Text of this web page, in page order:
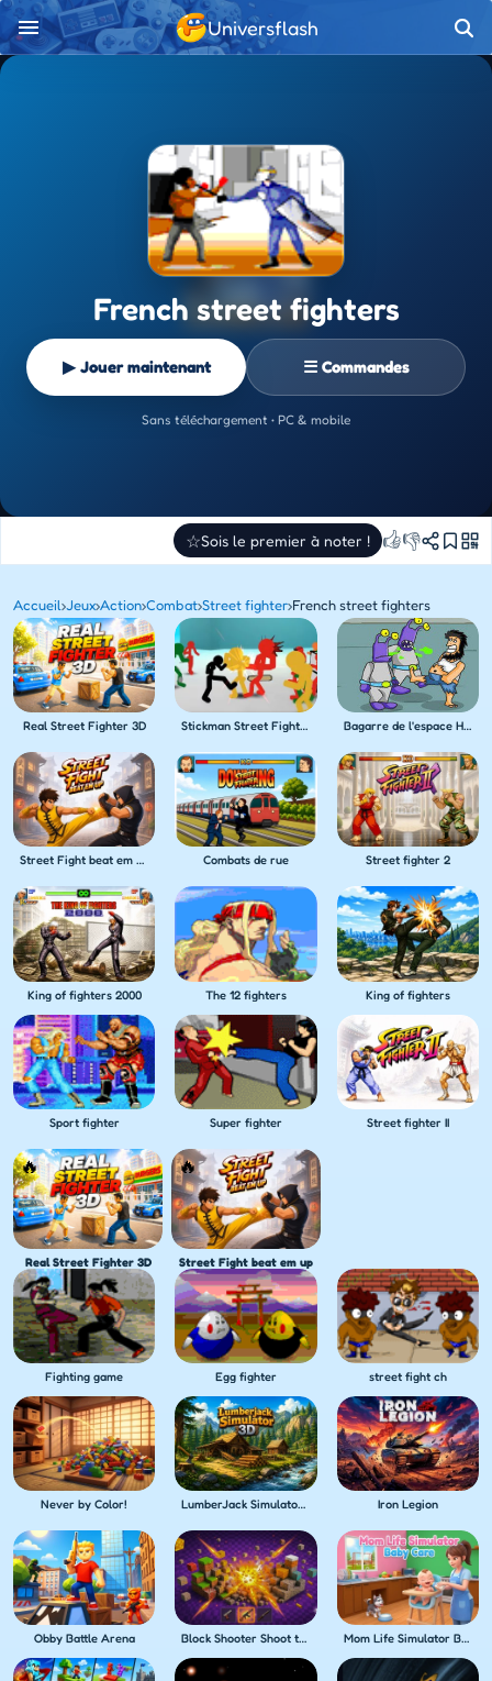
Universflash
French street fighters
▶ Jouer maintenant ☰ Commandes
Sans téléchargement • PC & mobile
☆Sois le premier à noter ! 👍👎
Accueil›Jeux›Action›Combat›Street fighter›French street fighters
Real Street Fighter 3D Stickman Street Fighting Bagarre de l'espace Hobo 5
Street Fight beat em up Combats de rue Street fighter 2
King of fighters 2000 The 12 fighters King of fighters
Sport fighter Super fighter Street fighter II
Real Street Fighter 3D Street Fight beat em up
Fighting game Egg fighter street fight ch
Never by Color! LumberJack Simulator 3D Iron Legion
Obby Battle Arena Block Shooter Shoot the Blocks! Mom Life Simulator Baby Care